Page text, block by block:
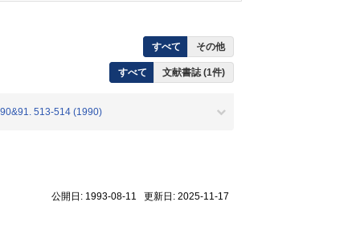
すべて その他
すべて 文献書誌 (1件)
513-514 (1990)
公開日: 1993-08-11 更新日: 2025-11-17